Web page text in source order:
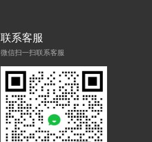
联系客服
微信扫一扫联系客服